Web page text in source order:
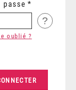
passe
?
oublié ?